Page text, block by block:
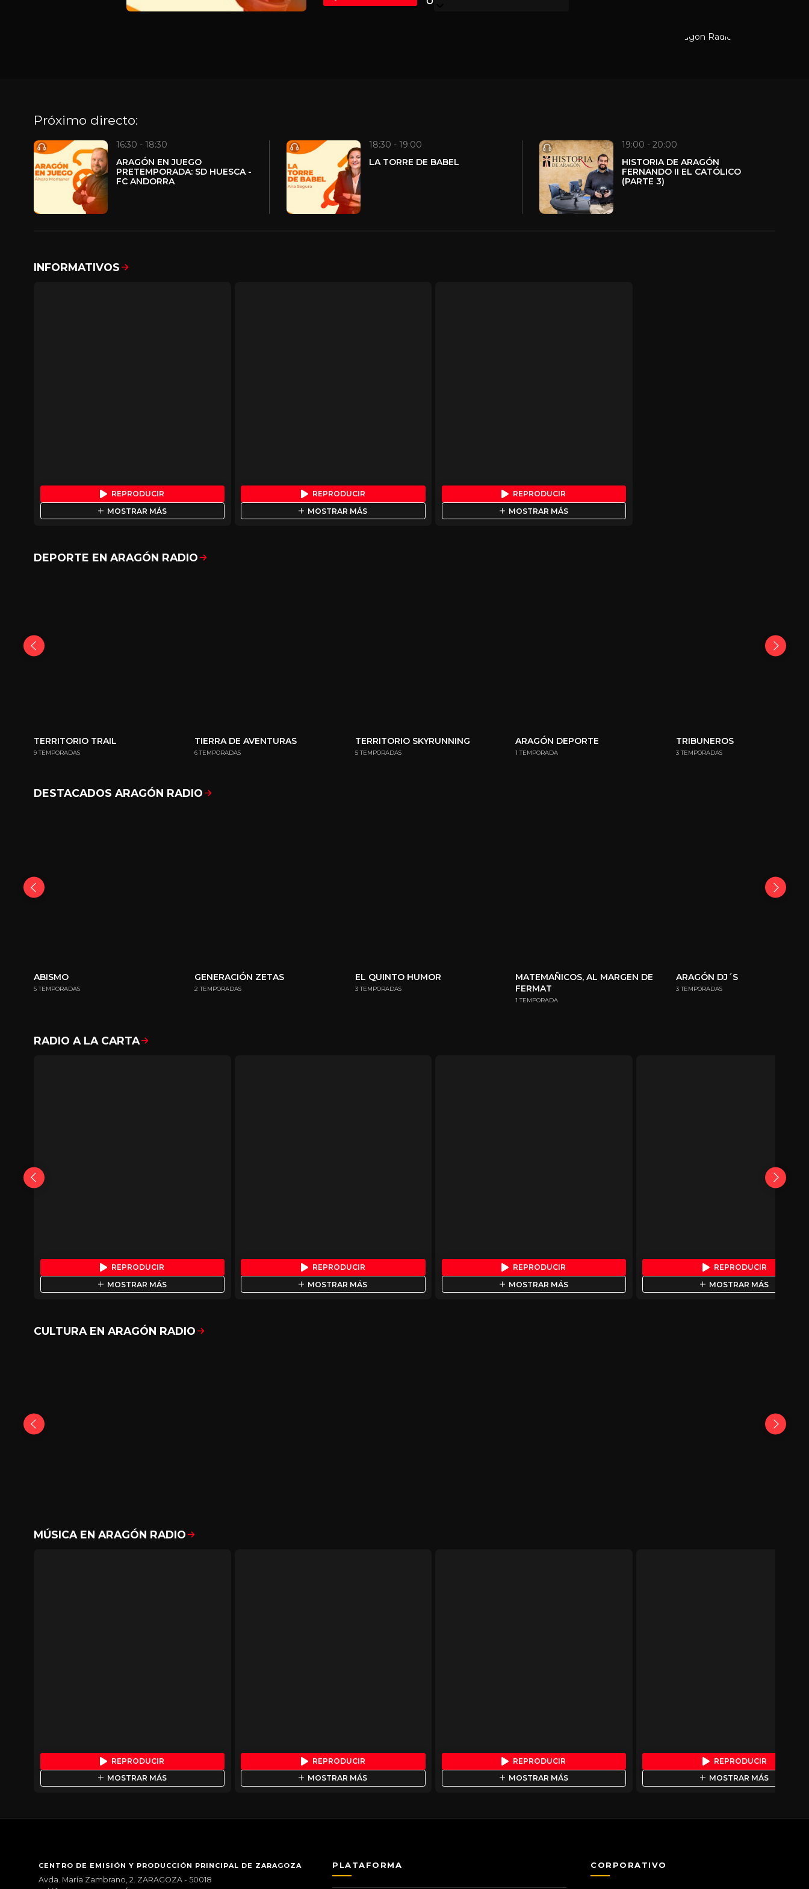
Próximo directo:
16:30 - 18:30
ARAGÓN EN JUEGO
PRETEMPORADA: SD HUESCA -
FC ANDORRA
18:30 - 19:00
LA TORRE DE BABEL
19:00 - 20:00
HISTORIA DE ARAGÓN
FERNANDO II EL CATÓLICO
(PARTE 3)
INFORMATIVOS
REPRODUCIR
MOSTRAR MÁS
REPRODUCIR
MOSTRAR MÁS
REPRODUCIR
MOSTRAR MÁS
DEPORTE EN ARAGÓN RADIO
TERRITORIO TRAIL
9 TEMPORADAS
TIERRA DE AVENTURAS
6 TEMPORADAS
TERRITORIO SKYRUNNING
5 TEMPORADAS
ARAGÓN DEPORTE
1 TEMPORADA
TRIBUNEROS
3 TEMPORADAS
DESTACADOS ARAGÓN RADIO
ABISMO
5 TEMPORADAS
GENERACIÓN ZETAS
2 TEMPORADAS
EL QUINTO HUMOR
3 TEMPORADAS
MATEMAÑICOS, AL MARGEN DE
FERMAT
1 TEMPORADA
ARAGÓN DJ´S
3 TEMPORADAS
RADIO A LA CARTA
REPRODUCIR
MOSTRAR MÁS
REPRODUCIR
MOSTRAR MÁS
REPRODUCIR
MOSTRAR MÁS
REPRODUCIR
MOSTRAR MÁS
CULTURA EN ARAGÓN RADIO
MÚSICA EN ARAGÓN RADIO
REPRODUCIR
MOSTRAR MÁS
REPRODUCIR
MOSTRAR MÁS
REPRODUCIR
MOSTRAR MÁS
REPRODUCIR
MOSTRAR MÁS
CENTRO DE EMISIÓN Y PRODUCCIÓN PRINCIPAL DE ZARAGOZA
Avda. María Zambrano, 2. ZARAGOZA - 50018
PLATAFORMA CORPORATIVO